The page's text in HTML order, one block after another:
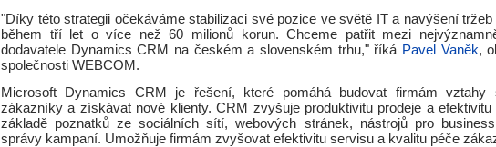
"Díky této strategii očekáváme stabilizaci své pozice ve světě IT a navýšení
během tří let o více než 60 milionů korun. Chceme patřit mezi
dodavatele Dynamics CRM na českém a slovenském trhu," říká Pavel Vaněk,
společnosti WEBCOM.
Microsoft Dynamics CRM je řešení, které pomáhá budovat firmám vztahy
zákazníky a získávat nové klienty. CRM zvyšuje produktivitu prodeje a efektivitu
základě poznatků ze sociálních sítí, webových stránek, nástrojů pro
správy kampaní. Umožňuje firmám zvyšovat efektivitu servisu a kvalitu péče